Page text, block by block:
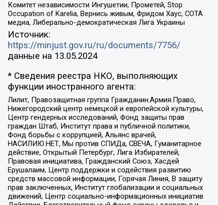
Комитет независимости Ингушетии, Прометей, Stop
Occupation of Karelia, Вернись живым, Фридом Хаус, СОТА
медиа, Либерально-демократическая Лига Украины
Источник:
https://minjust.gov.ru/ru/documents/7756/
данные на 13.05.2024
* Сведения реестра НКО, выполняющих
функции иностранного агента:
Лилит, Правозащитная группа Гражданин.Армия.Право,
Нижегородский центр немецкой и европейской культуры,
Центр гендерных исследований, Фонд защиты прав
граждан Штаб, Институт права и публичной политики,
Фонд борьбы с коррупцией, Альянс врачей,
НАСИЛИЮ.НЕТ, Мы против СПИДа, СВЕЧА, Гуманитарное
действие, Открытый Петербург, Лига Избирателей,
Правовая инициатива, Гражданский Союз, Хасдей
Ерушалаим, Центр поддержки и содействия развитию
средств массовой информации, Горячая Линия, В защиту
прав заключенных, Институт глобализации и социальных
движений, Центр социально-информационных инициатив